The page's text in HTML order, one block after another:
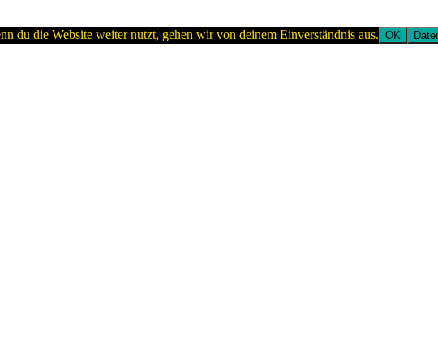
du die Website weiter nutzt, gehen wir von deinem Einverständnis aus. OK